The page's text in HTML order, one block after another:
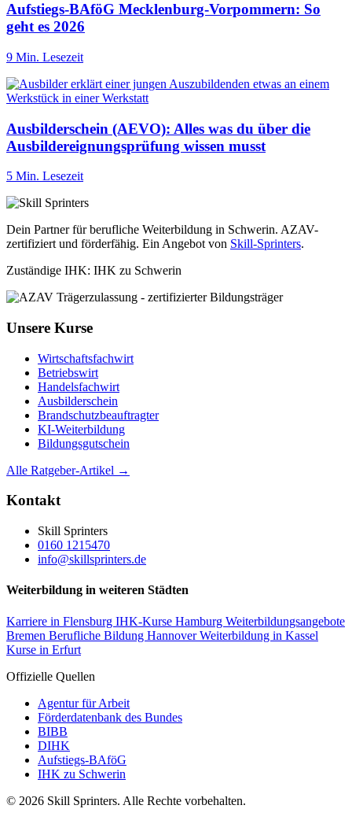
Aufstiegs-BAföG Mecklenburg-Vorpommern: So
geht es 2026
9 Min. Lesezeit
Ausbilderschein (AEVO): Alles was du über die
Ausbildereignungsprüfung wissen musst
5 Min. Lesezeit
Dein Partner für berufliche Weiterbildung in Schwerin. AZAV-
zertifiziert und förderfähig. Ein Angebot von Skill-Sprinters.
Zuständige IHK: IHK zu Schwerin
Unsere Kurse
Wirtschaftsfachwirt
Betriebswirt
Handelsfachwirt
Ausbilderschein
Brandschutzbeauftragter
KI-Weiterbildung
Bildungsgutschein
Alle Ratgeber-Artikel →
Kontakt
Skill Sprinters
0160 1215470
info@skillsprinters.de
Weiterbildung in weiteren Städten
Karriere in Flensburg IHK-Kurse Hamburg Weiterbildungsangebote
Bremen Berufliche Bildung HannoverWeiterbildung in Kassel
Kurse in Erfurt
Offizielle Quellen
Agentur für Arbeit
Förderdatenbank des Bundes
BIBB
DIHK
Aufstiegs-BAföG
IHK zu Schwerin
© 2026 Skill Sprinters. Alle Rechte vorbehalten.